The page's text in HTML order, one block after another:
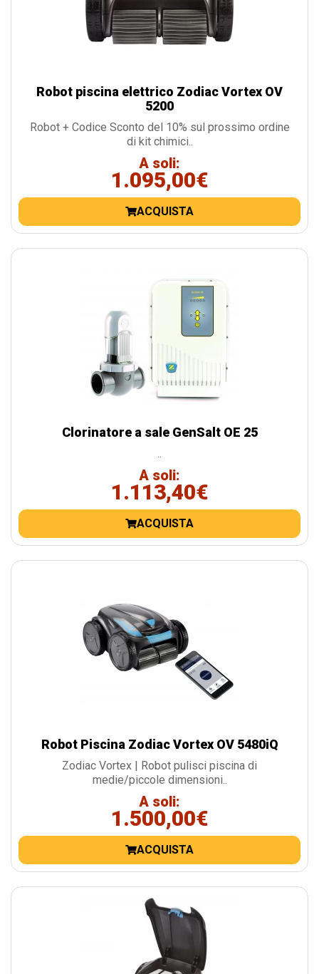
Robot piscina elettrico Zodiac Vortex OV
5200
Robot + Codice Sconto del 10% sul prossimo ordine
di kit chimici..
A soli:
1.095,00€
ACQUISTA
Clorinatore a sale GenSalt OE 25
A soli:
1.113,40€
ACQUISTA
Robot Piscina Zodiac Vortex OV 5480iQ
Zodiac Vortex | Robot pulisci piscina di
medie/piccole dimensioni..
A soli:
1.500,00€
ACQUISTA